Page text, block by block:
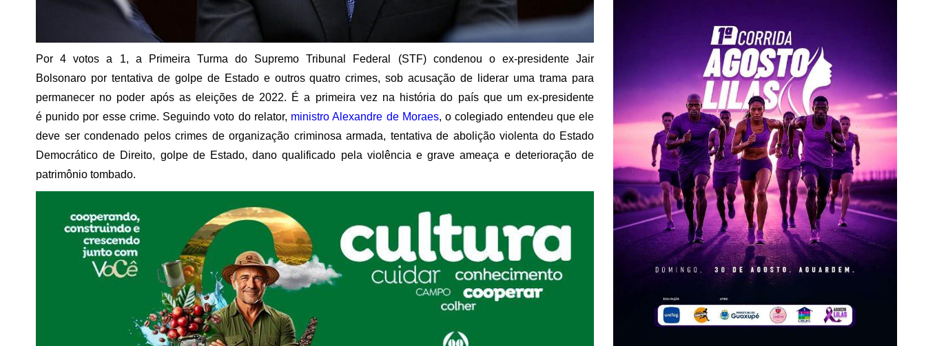
Por 4 votos a 1, a Primeira Turma do Supremo Tribunal Federal (STF) condenou o ex-presidente Jair
Bolsonaro por tentativa de golpe de Estado e outros quatro crimes, sob acusação de liderar uma trama para
permanecer no poder após as eleições de 2022. É a primeira vez na história do país que um ex-presidente
é punido por esse crime. Seguindo voto do relator, ministro Alexandre de Moraes, o colegiado entendeu que ele
deve ser condenado pelos crimes de organização criminosa armada, tentativa de abolição violenta do Estado
Democrático de Direito, golpe de Estado, dano qualificado pela violência e grave ameaça e deterioração de
patrimônio tombado.